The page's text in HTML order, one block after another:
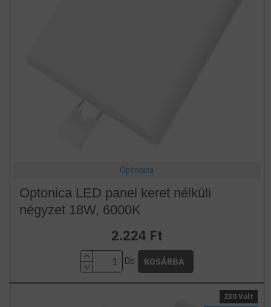
Optonica
Optonica LED panel keret nélküli
négyzet 18W, 6000K
2.224 Ft
Db KOSÁRBA
230 Volt